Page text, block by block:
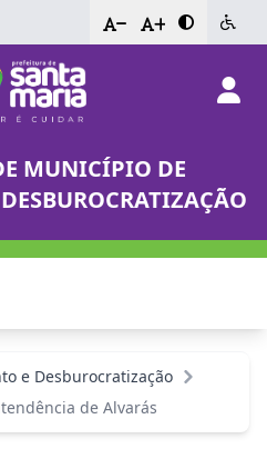
- +
MUNICÍPIO DE
e Desburocratização
de Alvarás